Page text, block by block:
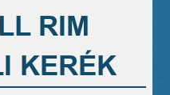
RIM
KERÉK